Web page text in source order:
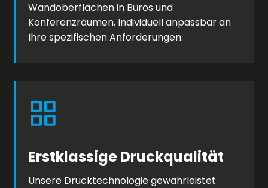
Wandoberflächen in Büros und
Konferenzräumen. Individuell anpassbar an
Ihre spezifischen Anforderungen.
Erstklassige Druckqualität
Unsere Drucktechnologie gewährleistet